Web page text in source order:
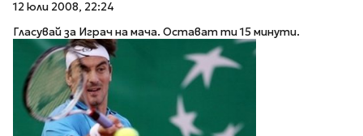
12 юли 2008, 22:24
Гласувай за Играч на мача. Остават ти 15 минути.